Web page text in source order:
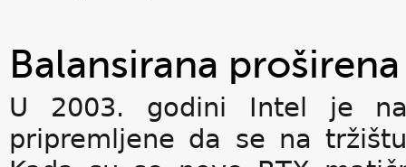
Balansirana
U 2003. godini Intel je
pripremljene da se na